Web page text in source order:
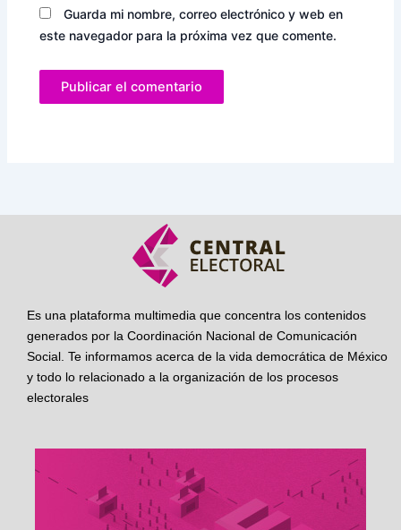
Guarda mi nombre, correo electrónico y web en
este navegador para la próxima vez que comente.
Es una plataforma multimedia que concentra los contenidos
generados por la Coordinación Nacional de Comunicación
Social. Te informamos acerca de la vida democrática de México
y todo lo relacionado a la organización de los procesos
electorales